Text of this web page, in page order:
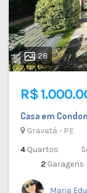
28
R$
Casa em
Gravatá - PE
4Quartos
2 Garagens
Maria